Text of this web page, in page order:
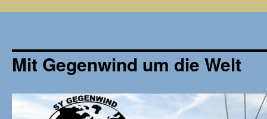
Mit Gegenwind um die Welt